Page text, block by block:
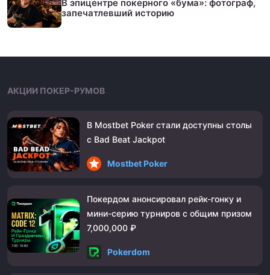
В эпицентре покерного «бума»: фотограф,
запечатлевший историю
АКЦИИ ПОКЕР-РУМОВ
В Mostbet Poker стали доступны столы
с Bad Beat Jackpot
Mostbet Poker
Покердом анонсировал рейк-гонку и
мини-серию турниров с общим призом
7,000,000 ₽
Pokerdom